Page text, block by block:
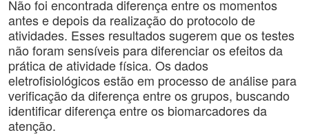
Não foi encontrada diferença entre os momentos
antes e depois da realização do protocolo de
atividades. Esses resultados sugerem que os testes
não foram sensíveis para diferenciar os efeitos da
prática de atividade física. Os dados
eletrofisiológicos estão em processo de análise para
verificação da diferença entre os grupos, buscando
identificar diferença entre os biomarcadores da
atenção.